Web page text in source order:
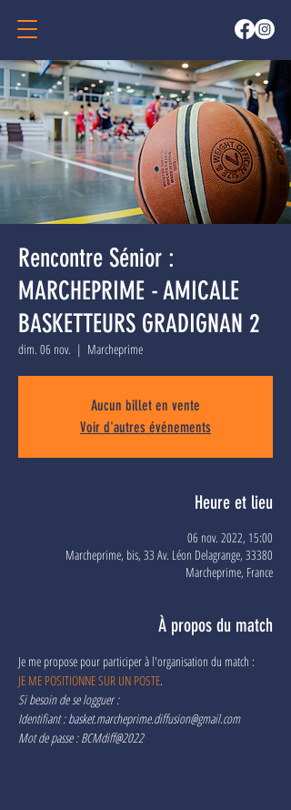
Rencontre Sénior :
MARCHEPRIME - AMICALE
BASKETTEURS GRADIGNAN 2
dim. 06 nov.
  |
Marcheprime
Aucun billet en vente
Voir d'autres événements
Heure et lieu
06 nov. 2022, 15:00
Marcheprime, bis, 33 Av. Léon Delagrange, 33380
Marcheprime, France
À propos du match
Je me propose pour participer à l'organisation du match :
JE ME POSITIONNE SUR UN POSTE.
Si besoin de se logguer :
Identifiant : basket.marcheprime.diffusion@gmail.com
Mot de passe : BCMdiff@2022